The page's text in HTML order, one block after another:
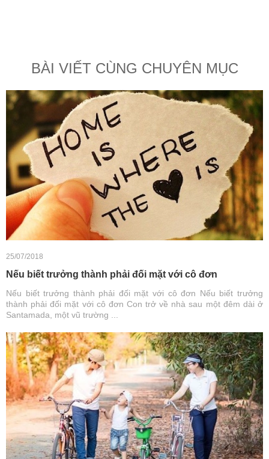
BÀI VIẾT CÙNG CHUYÊN MỤC
25/07/2018
Nếu biết trưởng thành phải đối mặt với cô đơn
Nếu biết trưởng thành phải đối mặt với cô đơn Nếu biết trưởng
thành phải đối mặt với cô đơn Con trở về nhà sau một đêm dài ở
Santamada, một vũ trường ...